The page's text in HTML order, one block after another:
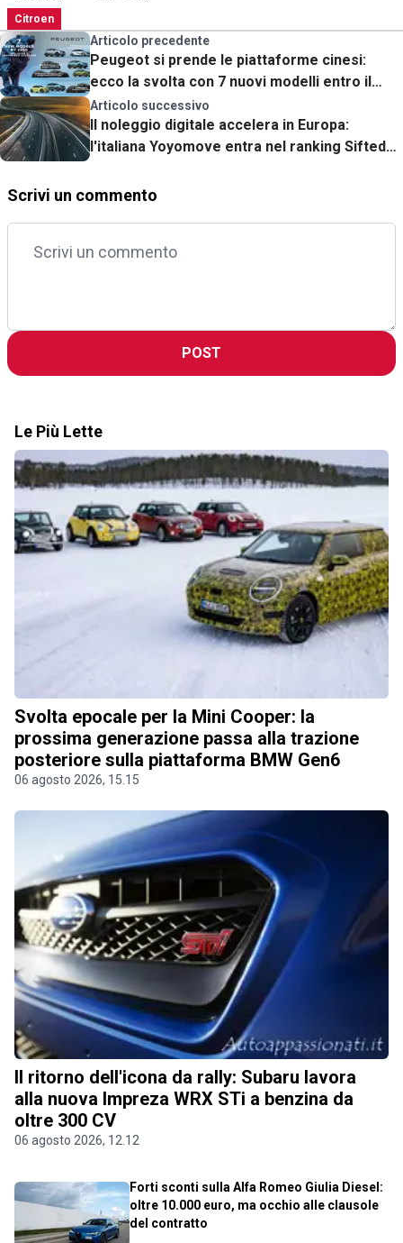
Citroen
Articolo precedente
Peugeot si prende le piattaforme cinesi:
ecco la svolta con 7 nuovi modelli entro il
2030
Articolo successivo
Il noleggio digitale accelera in Europa:
l'italiana Yoyomove entra nel ranking Sifted
Scrivi un commento
POST
Le Più Lette
Svolta epocale per la Mini Cooper: la
prossima generazione passa alla trazione
posteriore sulla piattaforma BMW Gen6
06 agosto 2026, 15.15
Il ritorno dell'icona da rally: Subaru lavora
alla nuova Impreza WRX STi a benzina da
oltre 300 CV
06 agosto 2026, 12.12
Forti sconti sulla Alfa Romeo Giulia Diesel:
oltre 10.000 euro, ma occhio alle clausole
del contratto